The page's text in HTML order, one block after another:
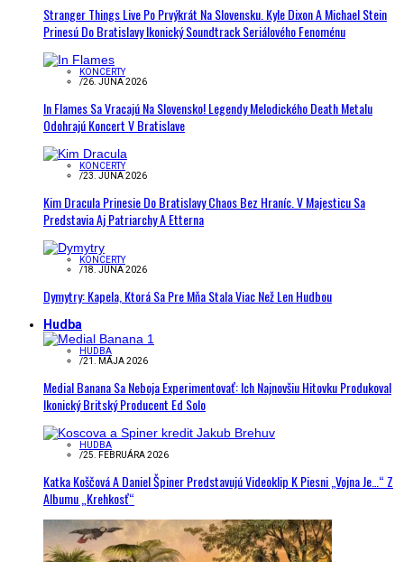
Stranger Things Live Po Prvýkrát Na Slovensku. Kyle Dixon A Michael Stein
Prinesú Do Bratislavy Ikonický Soundtrack Seriálového Fenoménu
KONCERTY
/26. JÚNA 2026
In Flames Sa Vracajú Na Slovensko! Legendy Melodického Death Metalu
Odohrajú Koncert V Bratislave
KONCERTY
/23. JÚNA 2026
Kim Dracula Prinesie Do Bratislavy Chaos Bez Hraníc. V Majesticu Sa
Predstavia Aj Patriarchy A Etterna
KONCERTY
/18. JÚNA 2026
Dymytry: Kapela, Ktorá Sa Pre Mňa Stala Viac Než Len Hudbou
Hudba
HUDBA
/21. MÁJA 2026
Medial Banana Sa Neboja Experimentovať: Ich Najnovšiu Hitovku Produkoval
Ikonický Britský Producent Ed Solo
HUDBA
/25. FEBRUÁRA 2026
Katka Koščová A Daniel Špiner Predstavujú Videoklip K Piesni „Vojna Je…“ Z
Albumu „Krehkosť“